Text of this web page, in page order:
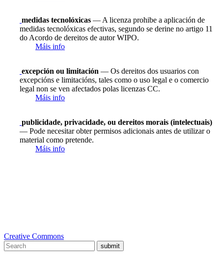
medidas tecnolóxicas — A licenza prohibe a aplicación de
medidas tecnolóxicas efectivas, segundo se derine no artigo 11
do Acordo de dereitos de autor WIPO.
Máis info
excepción ou limitación — Os dereitos dos usuarios con
excepcións e limitacións, tales como o uso legal e o comercio
legal non se ven afectados polas licenzas CC.
Máis info
publicidade, privacidade, ou dereitos morais (intelectuais)
— Pode necesitar obter permisos adicionais antes de utilizar o
material como pretende.
Máis info
Creative Commons
submit